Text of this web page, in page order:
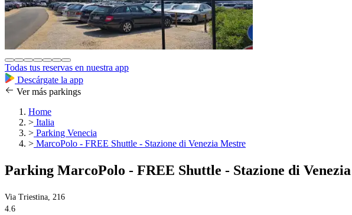
Todas tus reservas en nuestra app
Descárgate la app
Ver más parkings
Home
> Italia
> Parking Venecia
> MarcoPolo - FREE Shuttle - Stazione di Venezia Mestre
Parking MarcoPolo - FREE Shuttle - Stazione di
Via Triestina, 216
4.6